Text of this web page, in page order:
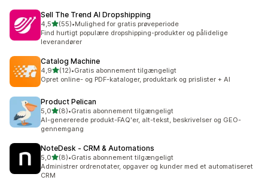
Sell The Trend AI Dropshipping
4,5ud af 5 stjerner
(55)
55 anmeldelser i alt
•Mulighed for gratis prøveperiode
Find hurtigt populære dropshipping-produkter og pålidelige
leverandører
Catalog Machine
4,9ud af 5 stjerner
(12)
12 anmeldelser i alt
•Gratis abonnement tilgængeligt
Opret online- og PDF-kataloger, produktark og prislister + AI
Product Pelican
5,0ud af 5 stjerner
(8)
8 anmeldelser i alt
•Gratis abonnement tilgængeligt
AI-genererede produkt-FAQ'er, alt-tekst, beskrivelser og GEO-
gennemgang
NoteDesk ‑ CRM & Automations
5,0ud af 5 stjerner
(8)
8 anmeldelser i alt
•Gratis abonnement tilgængeligt
Administrer ordrenotater, opgaver og kunder med et automatiseret
CRM